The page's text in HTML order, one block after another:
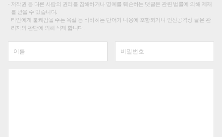
저작권 등 다른 사람의 권리를 침해하거나 명예를 훼손하는 댓글은 관련 법률에 의해 제재
를 받을 수 있습니다.
타인에게 불쾌감을 주는 욕설 등 비하하는 단어가 내용에 포함되거나 인신공격성 글은 관
리자의 판단에 의해 삭제 합니다.